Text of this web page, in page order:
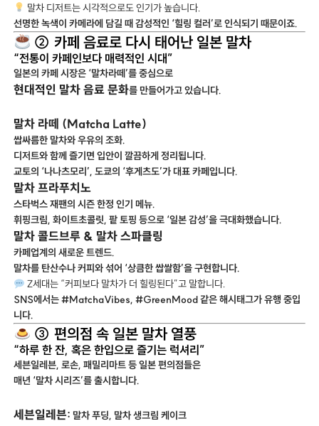
말차 디저트는 시각적으로도 인기가 높습니다.
선명한 녹색이 카메라에 담길 때 감성적인 ‘힐링 컬러’로 인식되기 때문이죠.
② 카페 음료로 다시 태어난 일본 말차
“전통이 카페인보다 매력적인 시대”
일본의 카페 시장은 ‘말차라떼’를 중심으로
현대적인 말차 음료 문화를 만들어가고 있습니다.
말차 라떼 (Matcha Latte)
쌉싸름한 말차와 우유의 조화.
디저트와 함께 즐기면 입안이 깔끔하게 정리됩니다.
교토의 ‘나나츠모리’, 도쿄의 ‘후게츠도’가 대표 카페입니다.
말차 프라푸치노
스타벅스 재팬의 시즌 한정 인기 메뉴.
휘핑크림, 화이트초콜릿, 팥 토핑 등으로 ‘일본 감성’을 극대화했습니다.
말차 콜드브루 & 말차 스파클링
카페업계의 새로운 트렌드.
말차를 탄산수나 커피와 섞어 ‘상큼한 쌉쌀함’을 구현합니다.
Z세대는 “커피보다 말차가 더 힐링된다”고 말합니다.
SNS에서는 #MatchaVibes, #GreenMood 같은 해시태그가 유행 중입
니다.
③ 편의점 속 일본 말차 열풍
“하루 한 잔, 혹은 한입으로 즐기는 럭셔리”
세븐일레븐, 로손, 패밀리마트 등 일본 편의점들은
매년 ‘말차 시리즈’를 출시합니다.
세븐일레븐: 말차 푸딩, 말차 생크림 케이크